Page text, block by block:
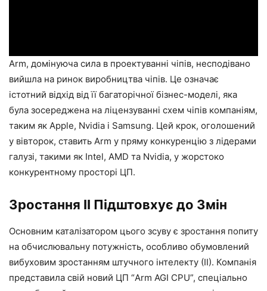
Arm, домінуюча сила в проектуванні чіпів, несподівано
вийшла на ринок виробництва чіпів. Це означає
істотний відхід від її багаторічної бізнес-моделі, яка
була зосереджена на ліцензуванні схем чіпів компаніям,
таким як Apple, Nvidia і Samsung. Цей крок, оголошений
у вівторок, ставить Arm у пряму конкуренцію з лідерами
галузі, такими як Intel, AMD та Nvidia, у жорстоко
конкурентному просторі ЦП.
Зростання ІІ Підштовхує до Змін
Основним каталізатором цього зсуву є зростання попиту
на обчислювальну потужність, особливо обумовлений
вибуховим зростанням штучного інтелекту (ІІ). Компанія
представила свій новий ЦП “Arm AGI CPU”, спеціально